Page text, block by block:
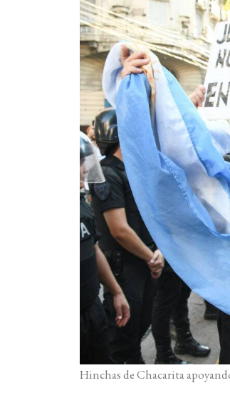
Hinchas de Chacarita